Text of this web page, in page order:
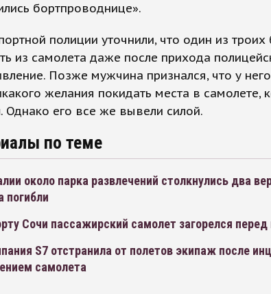
бортпроводнице».
полиции уточнили, что один из
из самолета даже после прихода
Позже мужчина признался, что у
желания покидать места в самолете,
Однако его все же вывели силой.
по теме
около парка развлечений столкнулись два
погибли
Сочи пассажирский самолет загорелся
S7 отстранила от полетов экипаж после
самолета